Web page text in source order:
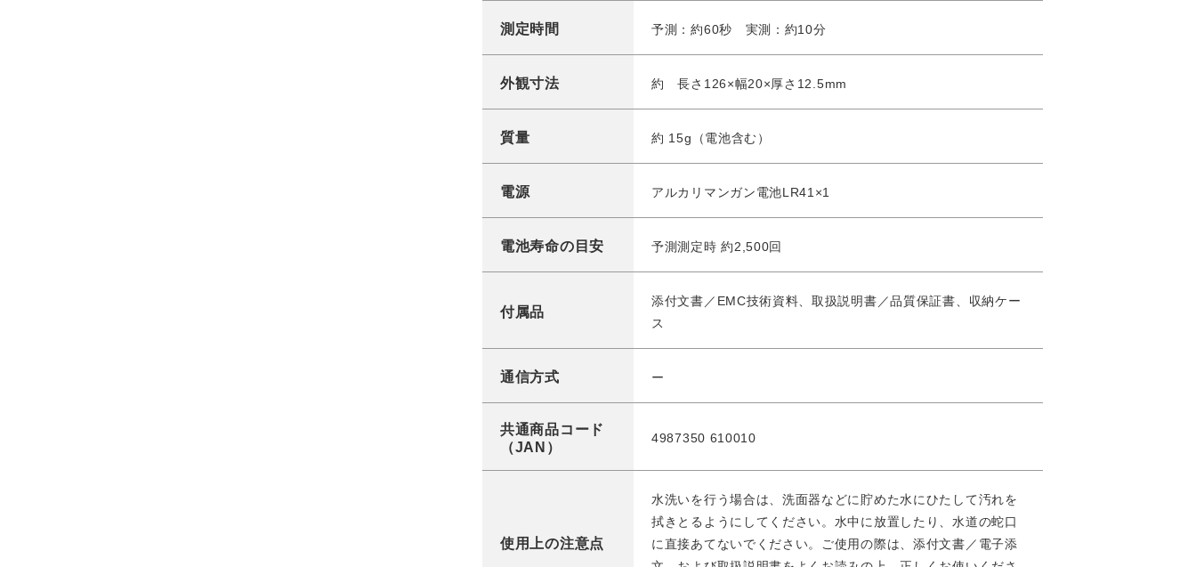
測定時間 予測：約60秒 実測：約10分
外観寸法 約 長さ126×幅20×厚さ12.5mm
質量 約 15g（電池含む）
電源 アルカリマンガン電池LR41×1
電池寿命の目安 予測測定時 約2,500回
付属品
添付文書／EMC技術資料、取扱説明書／品質保証書、収納ケー
ス
通信方式 ー
共通商品コード
（JAN）
4987350 610010
使用上の注意点
水洗いを行う場合は、洗面器などに貯めた水にひたして汚れを
拭きとるようにしてください。水中に放置したり、水道の蛇口
に直接あてないでください。ご使用の際は、添付文書／電子添